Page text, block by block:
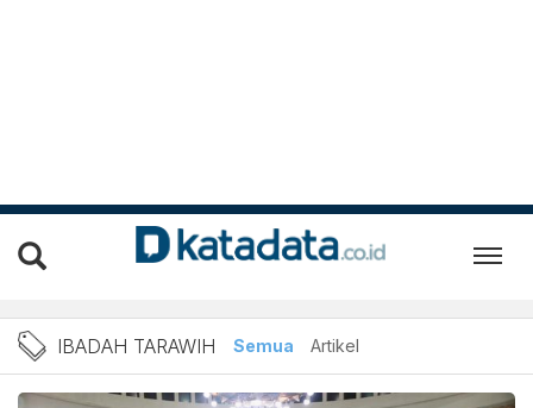
Berita ibadah tarawih
IBADAH TARAWIH Semua Artikel